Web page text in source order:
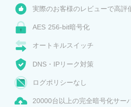
実際のお客様のレビューで高評
AES 256-bit暗号化
オートキルスイッチ
DNS・IPリーク対策
ログポリシーなし
20000台以上の完全暗号化サー